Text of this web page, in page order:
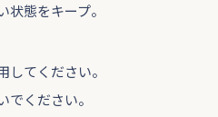
態をキープ。
てください。
ください。